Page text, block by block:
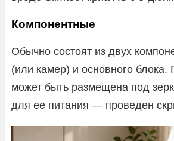
Компонентные
Обычно состоят из двух
(или камер) и основного блока.
может быть размещена под
для ее питания — проведен